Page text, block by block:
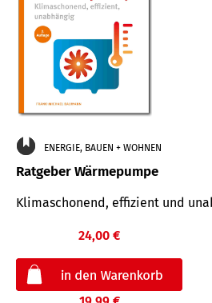
ENERGIE, BAUEN + WOHNEN
Ratgeber Wärmepumpe
Klimaschonend, effizient und
24,00 €